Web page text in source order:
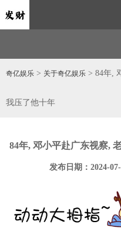
奇亿娱乐 > 关于奇亿娱乐 > 84年,
我压了他十年
84年, 邓小平赴广东视察,
发布日期：2024-